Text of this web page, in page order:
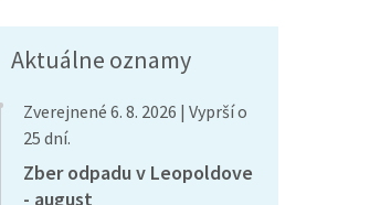
Aktuálne oznamy
Zverejnené 6. 8. 2026 | Vyprší o
25 dní.
Zber odpadu v Leopoldove
- august